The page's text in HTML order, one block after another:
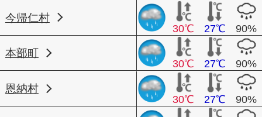
今帰仁村
30℃ 27℃ 90%
本部町
30℃ 27℃ 90%
恩納村
30℃ 27℃ 90%